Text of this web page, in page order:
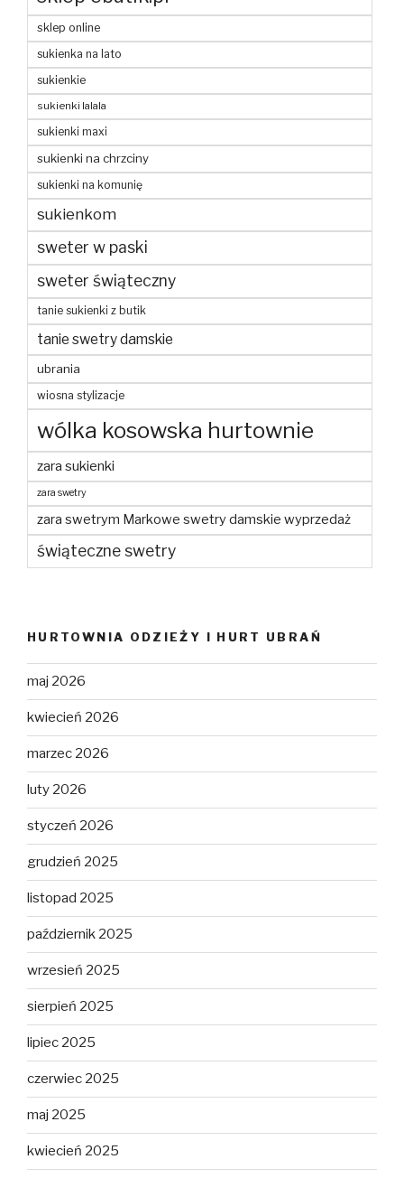
sklep online
sukienka na lato
sukienkie
sukienki lalala
sukienki maxi
sukienki na chrzciny
sukienki na komunię
sukienkom
sweter w paski
sweter świąteczny
tanie sukienki z butik
tanie swetry damskie
ubrania
wiosna stylizacje
wólka kosowska hurtownie
zara sukienki
zara swetry
zara swetrym Markowe swetry damskie wyprzedaż
świąteczne swetry
HURTOWNIA ODZIEŻY I HURT UBRAŃ
maj 2026
kwiecień 2026
marzec 2026
luty 2026
styczeń 2026
grudzień 2025
listopad 2025
październik 2025
wrzesień 2025
sierpień 2025
lipiec 2025
czerwiec 2025
maj 2025
kwiecień 2025